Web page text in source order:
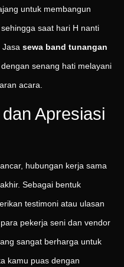
untuk membangun
saat hari H nanti
sewa band tunangan
senang hati melayani
acara.
Apresiasi
hubungan kerja sama
Sebagai bentuk
testimoni atau ulasan
pekerja seni dan vendor
sangat berharga untuk
kamu puas dengan